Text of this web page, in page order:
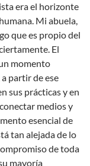
era el horizonte
Mi abuela,
que es propio del
El
momento
partir de ese
sus prácticas y en
medios y
esencial de
tan alejada de lo
de toda
mayoría